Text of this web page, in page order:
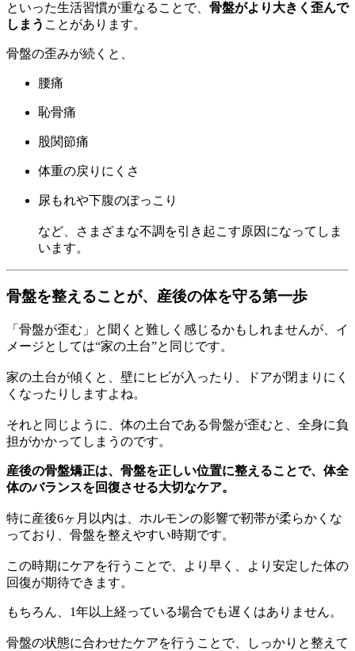
といった生活習慣が重なることで、 骨盤がより大きく歪んで
しまう ことがあります。
骨盤の歪みが続くと、
腰痛
恥骨痛
股関節痛
体重の戻りにくさ
尿もれや下腹のぽっこり
など、さまざまな不調を引き起こす原因になってしま
います。
骨盤を整えることが、産後の体を守る第一歩
「骨盤が歪む」と聞くと難しく感じるかもしれませんが、イ
メージとしては“家の土台”と同じです。
家の土台が傾くと、壁にヒビが入ったり、ドアが閉まりにく
くなったりしますよね。
それと同じように、体の土台である骨盤が歪むと、全身に負
担がかかってしまうのです。
産後の骨盤矯正は、骨盤を正しい位置に整えることで、体全
体のバランスを回復させる大切なケア。
特に産後6ヶ月以内は、ホルモンの影響で靭帯が柔らかくな
っており、骨盤を整えやすい時期です。
この時期にケアを行うことで、より早く、より安定した体の
回復が期待できます。
もちろん、1年以上経っている場合でも遅くはありません。
骨盤の状態に合わせたケアを行うことで、しっかりと整えて